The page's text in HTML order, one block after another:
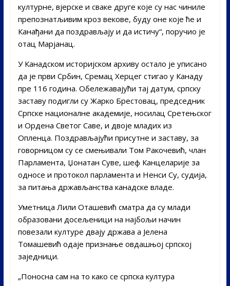
културне, вјерске и сваке друге које су нас чиниле
препознатљивим кроз векове, буду оне које ће и
Канађани да поздрављају и да истичу“, поручио је
отац Марјанац.
У Канадском историјском архиву остало је уписано
да је први Србин, Сремац Херцег стигао у Канаду
пре 116 година. Обележавајући тај датум, српску
заставу подигли су Жарко Брестовац, председник
Српске националне академије, носилац Сретењског
и Ордена Светог Саве, и двоје младих из
Опленца. Поздрављајући присутне и заставу, за
говорницом су се смењивали Том Ракочевић, члан
Парламента, Џонатан Суве, шеф Канцеларије за
односе и протокол парламента и Ненси Су, судија,
за питања држављанства канадске владе.
Уметница Лили Оташевић сматра да су млади
образовани досељеници на најбољи начин
повезали културе двају држава а Јелена
Томашевић одаје признање овдашњој српској
заједници.
„Поносна сам на то како се српска култура